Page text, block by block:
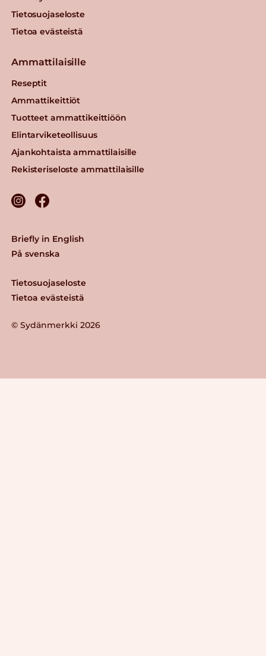
Tietosuojaseloste
Tietoa evästeistä
Ammattilaisille
Reseptit
Ammattikeittiöt
Tuotteet ammattikeittiöön
Elintarviketeollisuus
Ajankohtaista ammattilaisille
Rekisteriseloste ammattilaisille
© Sydänmerkki 2026
Tietosuojaseloste
Tietoa evästeistä
Briefly in English
På svenska